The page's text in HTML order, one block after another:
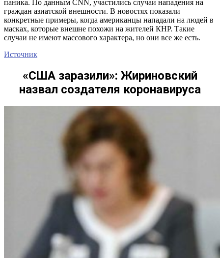
паника. По данным CNN, участились случаи нападения на
граждан азиатской внешности. В новостях показали
конкретные примеры, когда американцы нападали на людей в
масках, которые внешне похожи на жителей КНР. Такие
случаи не имеют массового характера, но они все же есть.
Источник
«США заразили»: Жириновский
назвал создателя коронавируса